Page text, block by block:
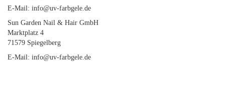
E-Mail: info@uv-farbgele.de
Sun Garden Nail & Hair GmbH
Marktplatz 4
71579 Spiegelberg
E-Mail: info@uv-farbgele.de